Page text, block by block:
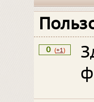
0 (+1)